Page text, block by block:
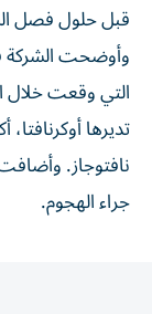
قبل ⁠حلول فصل
وأوضحت الشركة
التي وقعت ‌خلال
تديرها
نافتوجاز.
جراء الهجوم.